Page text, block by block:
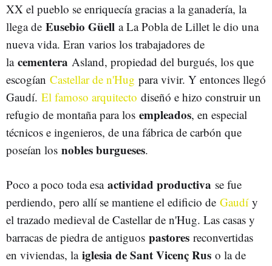
XX el pueblo se enriquecía gracias a la ganadería, la
llega de Eusebio Güell a La Pobla de Lillet le dio una
nueva vida. Eran varios los trabajadores de
la cementera Asland, propiedad del burgués, los que
escogían Castellar de n'Hug para vivir. Y entonces llegó
Gaudí. El famoso arquitecto diseñó e hizo construir un
refugio de montaña para los empleados, en especial
técnicos e ingenieros, de una fábrica de carbón que
poseían los nobles burgueses.
Poco a poco toda esa actividad productiva se fue
perdiendo, pero allí se mantiene el edificio de Gaudí y
el trazado medieval de Castellar de n'Hug. Las casas y
barracas de piedra de antiguos pastores reconvertidas
en viviendas, la iglesia de Sant Vicenç Rus o la de